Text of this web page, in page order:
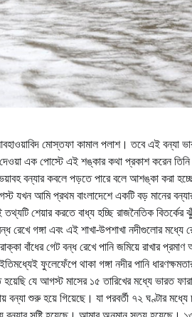
মোস্তফা কামাল পলাশ। তবে এই বন্যা
এক পোস্টে এই শঙ্কার কথা প্রকাশ করেন
বন্যার কবলে পড়তে পারে বলে আশঙ্কা করা
যখন আমি প্রথম বাংলাদেশে একটি বড় মানের
শেয়ার করতে বাধ্য হচ্ছি রাজনৈতিক বিতর্কের
রেখে গঙ্গা এবং এই শাখা-উপশাখা নদীগুলোর মধ্যে
বাঁধের গেট বন্ধ রেখে পানি জমিয়ে রাখার প্রমাণ
ফুলেফেঁপে থাকা গঙ্গা নদীর পানি
যে আগস্ট মাসের ১৫ তারিখের মধ্যে ভারত
বন্যা শুরু হয়ে গিয়েছে। যা পরবর্তী ৭২ ঘণ্টার